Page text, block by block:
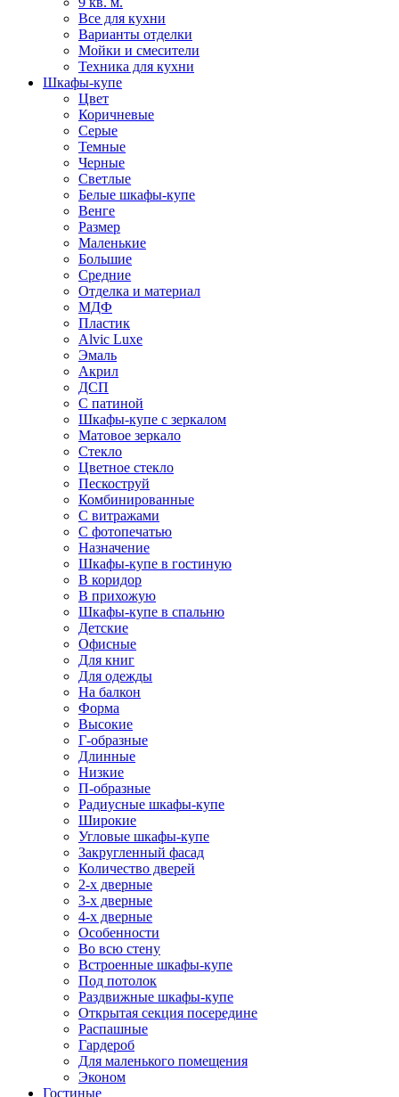
Все для кухни
Варианты отделки
Мойки и смесители
Техника для кухни
Шкафы-купе
Цвет
Коричневые
Серые
Темные
Черные
Светлые
Белые шкафы-купе
Венге
Размер
Маленькие
Большие
Средние
Отделка и материал
МДФ
Пластик
Alvic Luxe
Эмаль
Акрил
ДСП
С патиной
Шкафы-купе с зеркалом
Матовое зеркало
Стекло
Цветное стекло
Пескоструй
Комбинированные
С витражами
С фотопечатью
Назначение
Шкафы-купе в гостиную
В коридор
В прихожую
Шкафы-купе в спальню
Детские
Офисные
Для книг
Для одежды
На балкон
Форма
Высокие
Г-образные
Длинные
Низкие
П-образные
Радиусные шкафы-купе
Широкие
Угловые шкафы-купе
Закругленный фасад
Количество дверей
2-х дверные
3-х дверные
4-х дверные
Особенности
Во всю стену
Встроенные шкафы-купе
Под потолок
Раздвижные шкафы-купе
Открытая секция посередине
Распашные
Гардероб
Для маленького помещения
Эконом
Гостиные